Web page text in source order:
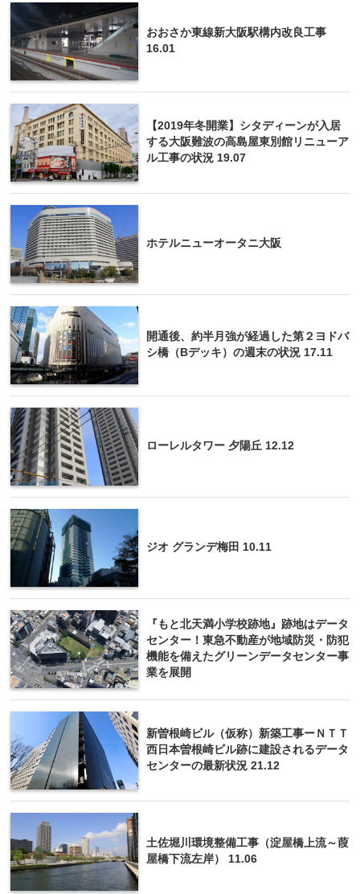
おおさか東線新大阪駅構内改良工事
16.01
【2019年冬開業】シタディーンが入居
する大阪難波の高島屋東別館リニューア
ル工事の状況 19.07
ホテルニューオータニ大阪
開通後、約半月強が経過した第２ヨドバ
シ橋（Bデッキ）の週末の状況 17.11
ローレルタワー 夕陽丘 12.12
ジオ グランデ梅田 10.11
『もと北天満小学校跡地』跡地はデータ
センター！東急不動産が地域防災・防犯
機能を備えたグリーンデータセンター事
業を展開
新曽根崎ビル（仮称）新築工事ーＮＴＴ
西日本曽根崎ビル跡に建設されるデータ
センターの最新状況 21.12
土佐堀川環境整備工事（淀屋橋上流～葭
屋橋下流左岸） 11.06